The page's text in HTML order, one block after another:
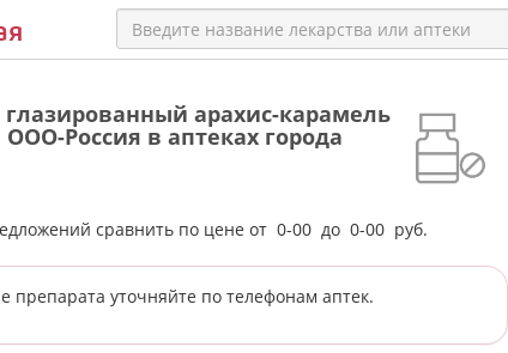
глазированный арахис-карамель
Россия в аптеках города
сравнить по цене от 0-00 до 0-00 руб.
препарата уточняйте по телефонам аптек.